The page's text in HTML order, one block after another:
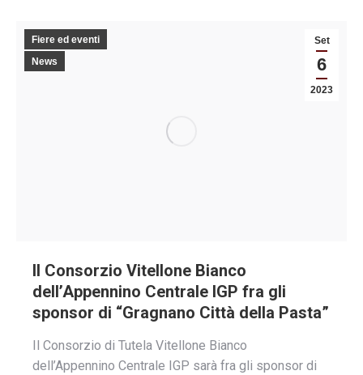
Set
6
2023
Fiere ed eventi
News
Il Consorzio Vitellone Bianco
dell’Appennino Centrale IGP fra gli
sponsor di “Gragnano Città della Pasta”
Il Consorzio di Tutela Vitellone Bianco
dell’Appennino Centrale IGP sarà fra gli sponsor di